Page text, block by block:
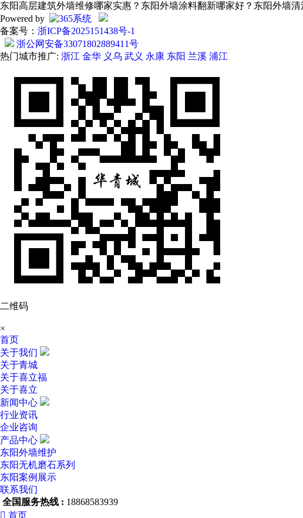
东阳高层建筑外墙维修哪家实惠？东阳外墙涂料翻新哪家好？东阳外墙
Powered by
备案号： 浙ICP备2025151438号-1
浙公网安备33071802889411号
热门城市推广: 浙江 金华 义乌 武义 永康 东阳 兰溪 浦江
二维码
×
首页
关于我们
关于青城
关于喜立福
关于喜立
新闻中心
行业资讯
企业咨询
产品中心
东阳外墙维护
东阳无机磨石系列
东阳案例展示
联系我们
全国服务热线 : 18868583939
 首页